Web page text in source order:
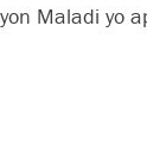
Maladi yo